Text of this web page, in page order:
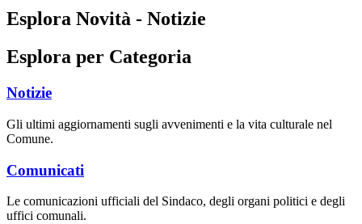
Esplora Novità - Notizie
Esplora per Categoria
Notizie
Gli ultimi aggiornamenti sugli avvenimenti e la vita culturale nel
Comune.
Comunicati
Le comunicazioni ufficiali del Sindaco, degli organi politici e degli
uffici comunali.